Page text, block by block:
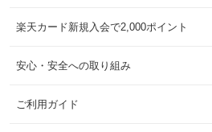
楽天カード新規入会で2,000ポイント
安心・安全への取り組み
ご利用ガイド